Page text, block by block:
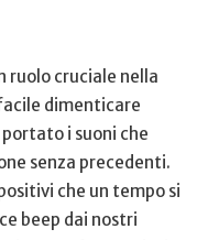
‌ruolo cruciale ⁢nella
dimenticare
‌i suoni che
⁢senza precedenti.
che un tempo si
beep dai nostri